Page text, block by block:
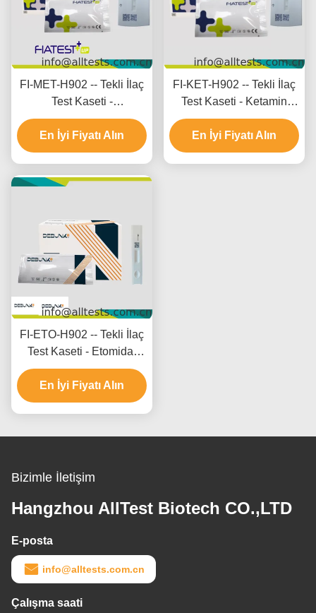
FI-MET-H902 -- Tekli İlaç
Test Kaseti -
Metamfetamin (MET)
En İyi Fiyatı Alın
FI-KET-H902 -- Tekli İlaç
Test Kaseti - Ketamin
(KET) (Saç)
En İyi Fiyatı Alın
FI-ETO-H902 -- Tekli İlaç
Test Kaseti - Etomidat
(ETO)(Saç)
En İyi Fiyatı Alın
Bizimle İletişim
Hangzhou AllTest Biotech CO.,LTD
E-posta
info@alltests.com.cn
Çalışma saati